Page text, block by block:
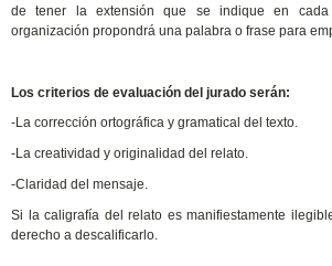
de tener la extensión que se indique en
organización propondrá una palabra o frase para
Los criterios de evaluación del jurado serán:
-La corrección ortográfica y gramatical del texto.
-La creatividad y originalidad del relato.
-Claridad del mensaje.
Si la caligrafía del relato es manifiestamente
derecho a descalificarlo.